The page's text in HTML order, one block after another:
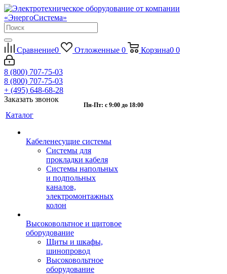
Сравнение0 Отложенные 0 Корзина0 0
8 (800) 707-75-03
8 (800) 707-75-03
+ (495) 648-68-28
Заказать звонок
Пн-Пт: с 9:00 до 18:00
Каталог
Кабеленесущие системы
Системы для
прокладки кабеля
Системы напольных
и подпольных
каналов,
электромонтажных
колон
Высоковольтное и щитовое
оборудование
Щиты и шкафы,
шинопровод
Высоковольтное
оборудование